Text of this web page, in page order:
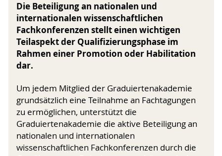
Die Beteiligung an nationalen und
internationalen wissenschaftlichen
Fachkonferenzen stellt einen wichtigen
Teilaspekt der Qualifizierungsphase im
Rahmen einer Promotion oder Habilitation
dar.
Um jedem Mitglied der Graduiertenakademie
grundsätzlich eine Teilnahme an Fachtagungen
zu ermöglichen, unterstützt die
Graduiertenakademie die aktive Beteiligung an
nationalen und internationalen
wissenschaftlichen Fachkonferenzen durch die